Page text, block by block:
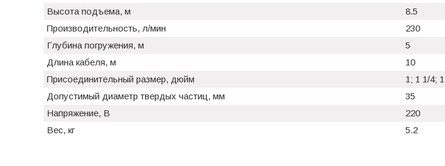
Высота подъема, м
8.5
Производительность, л/мин
230
Глубина погружения, м
5
Длина кабеля, м
10
Присоединительный размер, дюйм
1; 1 1/4;
Допустимый диаметр твердых частиц, мм
35
Напряжение, В
220
Вес, кг
5.2